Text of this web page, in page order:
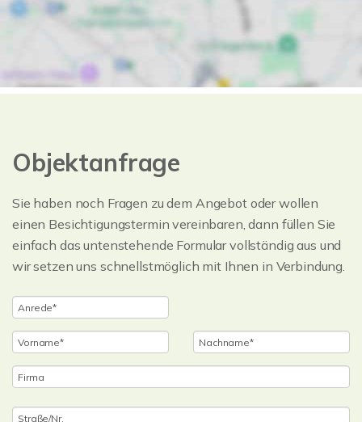
Objektanfrage
Sie haben noch Fragen zu dem Angebot oder wollen
einen Besichtigungstermin vereinbaren, dann füllen Sie
einfach das untenstehende Formular vollständig aus und
wir setzen uns schnellstmöglich mit Ihnen in Verbindung.